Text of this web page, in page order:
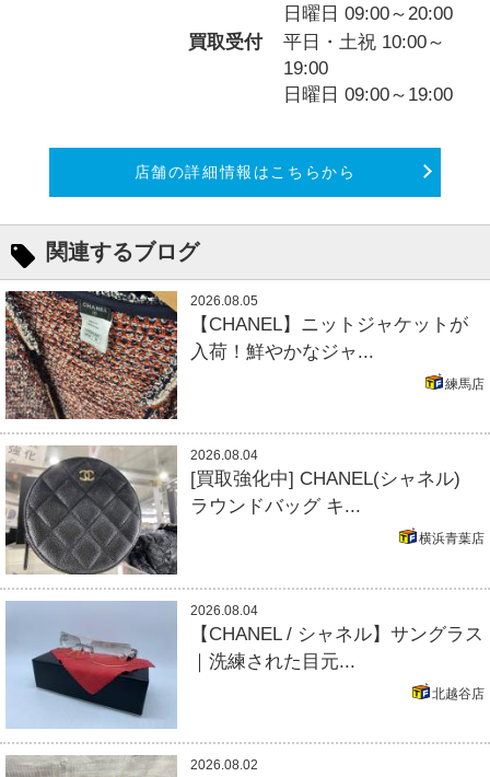
日曜日 09:00～20:00
買取受付
平日・土祝 10:00～
19:00
日曜日 09:00～19:00
店舗の詳細情報はこちらから
関連するブログ
2026.08.05
【CHANEL】ニットジャケットが
入荷！鮮やかなジャ...
練馬店
2026.08.04
[買取強化中] CHANEL(シャネル)
ラウンドバッグ キ...
横浜青葉店
2026.08.04
【CHANEL / シャネル】サングラス
｜洗練された目元...
北越谷店
2026.08.02